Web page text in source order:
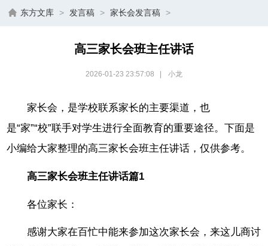
东方文库 > 发言稿 > 家长会发言稿 >
高三家长会班主任讲话
2026-01-23 23:57:08 小龙
家长会，是学校联系家长的主要渠道，也
是“家”“校”联手对学生进行全面教育的重要途径。下面是
小编给大家整理的高三家长会班主任讲话，仅供参考。
高三家长会班主任讲话篇1
各位家长：
感谢大家在百忙中能来参加这次家长会，来这儿商讨